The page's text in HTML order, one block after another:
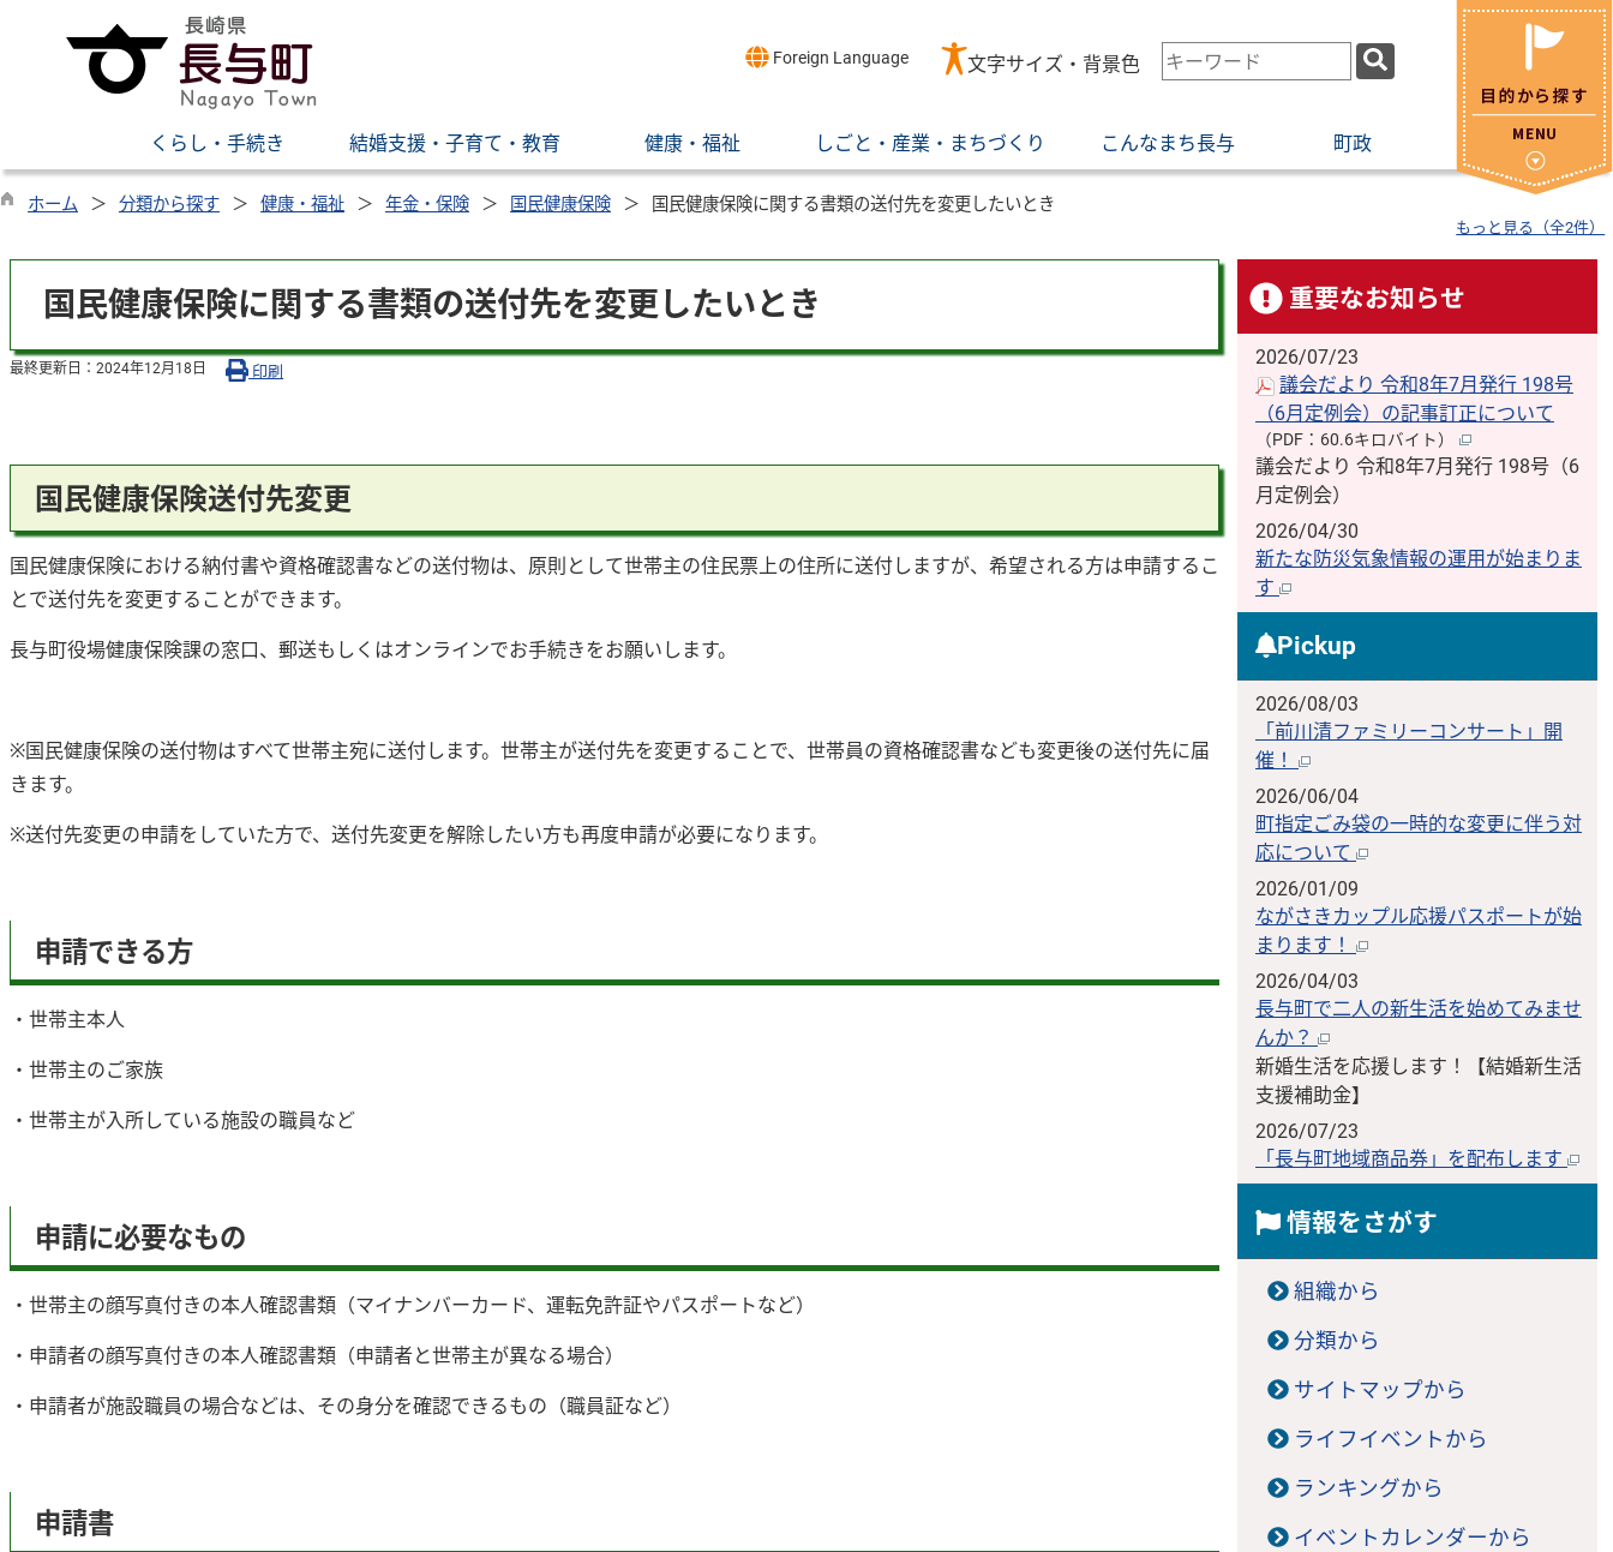
Foreign Language 文字サイズ・背景色
検
索
ー
ワ
くらし・手続き 結婚支援・子育て・教育 健康・福祉 しごと・産業・まちづくり こんなまち長与 町政
ホーム 分類から探す 健康・福祉 年金・保険 国民健康保険 国民健康保険に関する書類の送付先を変更したいとき
もっと見る（全2件）
国民健康保険に関する書類の送付先を変更したいとき
最終更新日： 2024年12月18日 印刷
国民健康保険送付先変更
国民健康保険における納付書や資格確認書などの送付物は、原則として世帯主の住民票上の住所に送付しますが、希望される方は申請するこ
とで送付先を変更することができます。
長与町役場健康保険課の窓口、郵送もしくはオンラインでお手続きをお願いします。
※国民健康保険の送付物はすべて世帯主宛に送付します。世帯主が送付先を変更することで、世帯員の資格確認書なども変更後の送付先に届
きます。
※送付先変更の申請をしていた方で、送付先変更を解除したい方も再度申請が必要になります。
申請できる方
・世帯主本人
・世帯主のご家族
・世帯主が入所している施設の職員など
申請に必要なもの
・世帯主の顔写真付きの本人確認書類（マイナンバーカード、運転免許証やパスポートなど）
・申請者の顔写真付きの本人確認書類（申請者と世帯主が異なる場合）
・申請者が施設職員の場合などは、その身分を確認できるもの（職員証など）
申請書
重要なお知らせ
2026/07/23
議会だより 令和8年7月発行 198号
（6月定例会）の記事訂正について
（PDF：60.6キロバイト）
議会だより 令和8年7月発行 198号（6
月定例会）
2026/04/30
新たな防災気象情報の運用が始まりま
す
Pickup
2026/08/03
「前川清ファミリーコンサート」開
催！
2026/06/04
町指定ごみ袋の一時的な変更に伴う対
応について
2026/01/09
ながさきカップル応援パスポートが始
まります！
2026/04/03
長与町で二人の新生活を始めてみませ
んか？
新婚生活を応援します！【結婚新生活
支援補助金】
2026/07/23
「長与町地域商品券」を配布します
情報をさがす
組織から
分類から
サイトマップから
ライフイベントから
ランキングから
イベントカレンダーから